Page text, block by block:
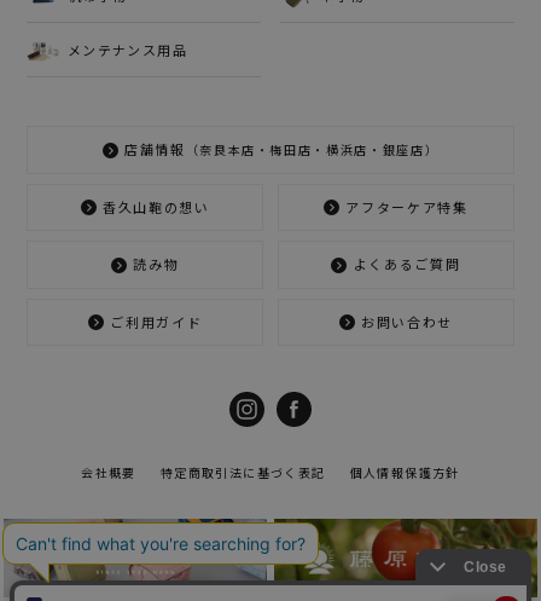
メンテナンス用品
店舗情報 （奈良本店・梅田店・横浜店・銀座店）
香久山鞄の想い アフターケア特集
読み物 よくあるご質問
ご利用ガイド お問い合わせ
会社概要 特定商取引法に基づく表記 個人情報保護方針